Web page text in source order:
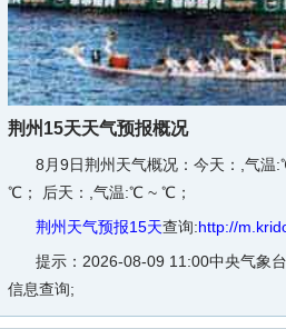
荆州15天天气预报概况
8月9日荆州天气概况： 今天：,气
℃； 后天：,气温:℃ ~ ℃；
荆州天气预报15天查询:http://
提示： 2026-08-09 11:00中央气象
信息查询;